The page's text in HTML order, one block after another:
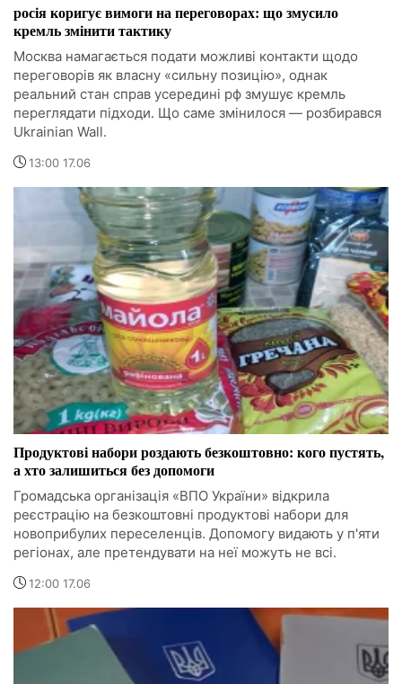
росія коригує вимоги на переговорах: що змусило
кремль змінити тактику
Москва намагається подати можливі контакти щодо
переговорів як власну «сильну позицію», однак
реальний стан справ усередині рф змушує кремль
переглядати підходи. Що саме змінилося — розбирався
Ukrainian Wall.
13:00 17.06
Продуктові набори роздають безкоштовно: кого пустять,
а хто залишиться без допомоги
Громадська організація «ВПО України» відкрила
реєстрацію на безкоштовні продуктові набори для
новоприбулих переселенців. Допомогу видають у п'яти
регіонах, але претендувати на неї можуть не всі.
12:00 17.06